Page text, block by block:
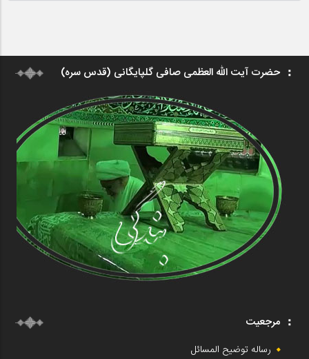
حضرت آیت الله العظمی صافی گلپایگانی (قدس سره)
مرجعیت
رساله توضیح المسائل